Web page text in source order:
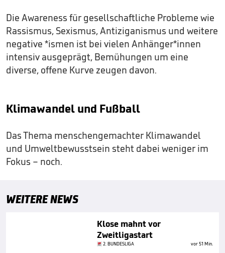
Die Awareness für gesellschaftliche Probleme wie
Rassismus, Sexismus, Antiziganismus und weitere
negative *ismen ist bei vielen Anhänger*innen
intensiv ausgeprägt, Bemühungen um eine
diverse, offene Kurve zeugen davon.
Klimawandel und Fußball
Das Thema menschengemachter Klimawandel
und Umweltbewusstsein steht dabei weniger im
Fokus – noch.
WEITERE NEWS
Klose mahnt vor
Zweitligastart
2. BUNDESLIGA vor 51 Min.